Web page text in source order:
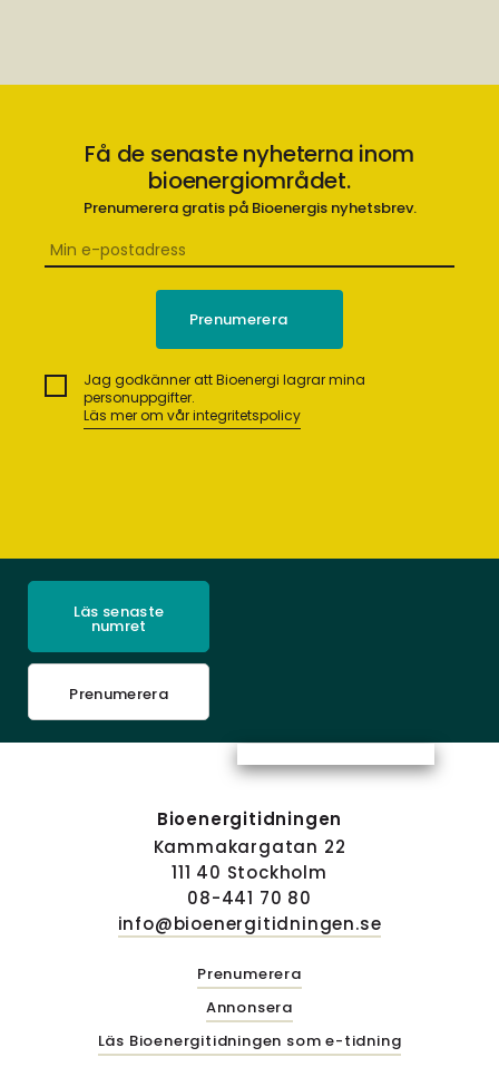
Få de senaste nyheterna inom
bioenergiområdet.
Prenumerera gratis på Bioenergis nyhetsbrev.
Jag godkänner att Bioenergi lagrar mina
personuppgifter.
Läs mer om vår integritetspolicy
Läs senaste
numret
Prenumerera
Bioenergitidningen
Kammakargatan 22
111 40 Stockholm
08-441 70 80
info@bioenergitidningen.se
Prenumerera
Annonsera
Läs Bioenergitidningen som e-tidning